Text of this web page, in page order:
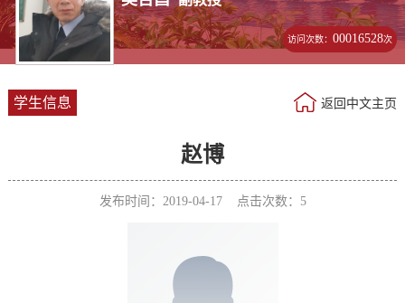
访问次数：00016528次
学生信息 返回中文主页
赵博
发布时间：2019-04-17 点击次数： 5